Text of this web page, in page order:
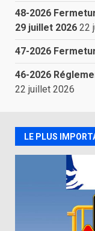
48-2026
29 juillet 2026 22
47-2026
46-2026
22 juillet 2026
LE PLUS